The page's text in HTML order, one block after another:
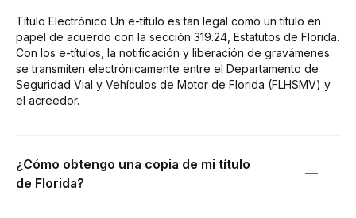
Título Electrónico Un e-título es tan legal como un título en
papel de acuerdo con la sección 319.24, Estatutos de Florida.
Con los e-títulos, la notificación y liberación de gravámenes
se transmiten electrónicamente entre el Departamento de
Seguridad Vial y Vehículos de Motor de Florida (FLHSMV) y
el acreedor.
¿Cómo obtengo una copia de mi título
de Florida?